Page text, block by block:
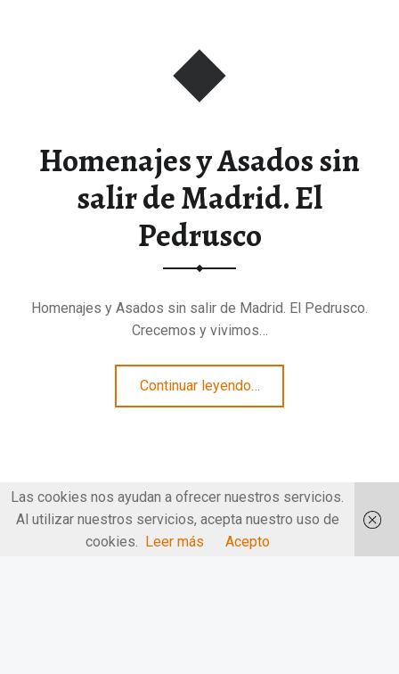
Homenajes y Asados sin
salir de Madrid. El
Pedrusco
Homenajes y Asados sin salir de Madrid. El Pedrusco.
Crecemos y vivimos…
Continuar leyendo“Homenajes y Asados sin salir de Madrid. El Pedrusco”
…
Las cookies nos ayudan a ofrecer nuestros servicios.
Al utilizar nuestros servicios, acepta nuestro uso de
cookies. Leer más Acepto